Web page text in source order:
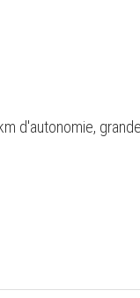
d'autonomie,